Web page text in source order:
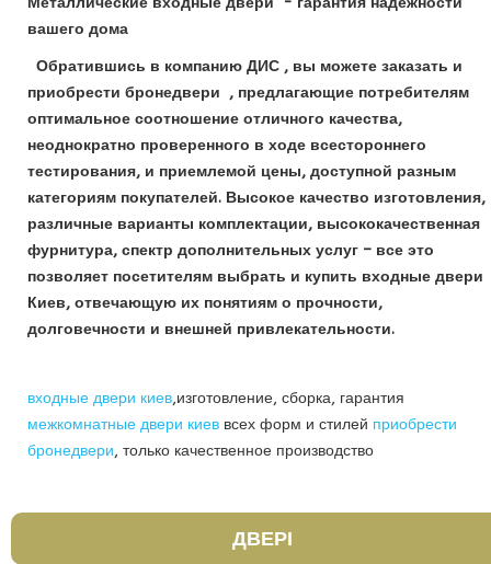
вашего дома
Обратившись в компанию ДИС , вы можете заказать и
приобрести бронедвери , предлагающие потребителям
оптимальное соотношение отличного качества,
неоднократно проверенного в ходе всестороннего
тестирования, и приемлемой цены, доступной разным
категориям покупателей. Высокое качество изготовления,
различные варианты комплектации, высококачественная
фурнитура, спектр дополнительных услуг – все это
позволяет посетителям выбрать и купить входные двери
Киев, отвечающую их понятиям о прочности,
долговечности и внешней привлекательности.
входные двери киев,изготовление, сборка, гарантия
межкомнатные двери киев всех форм и стилей приобрести
бронедвери, только качественное производство
ДВЕРІ